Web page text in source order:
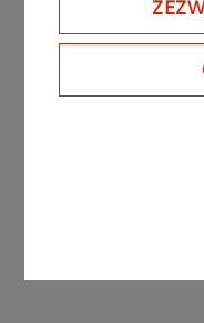
dyrektywę 2003/6/
i Rady i dyrektywy
2003/125/WE i